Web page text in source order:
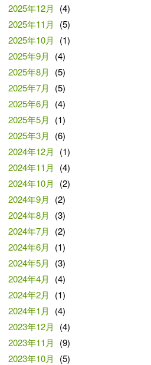
2025年12月
(4)
2025年11月
(5)
2025年10月
(1)
2025年9月
(4)
2025年8月
(5)
2025年7月
(5)
2025年6月
(4)
2025年5月
(1)
2025年3月
(6)
2024年12月
(1)
2024年11月
(4)
2024年10月
(2)
2024年9月
(2)
2024年8月
(3)
2024年7月
(2)
2024年6月
(1)
2024年5月
(3)
2024年4月
(4)
2024年2月
(1)
2024年1月
(4)
2023年12月
(4)
2023年11月
(9)
2023年10月
(5)